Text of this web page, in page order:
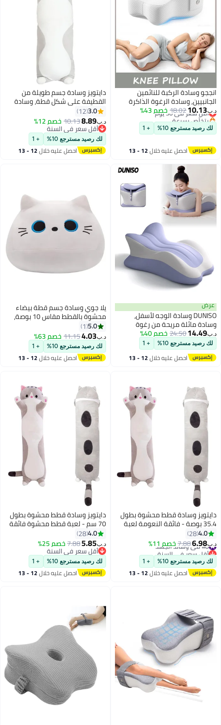
انججو وسادة الركبة للنائمين
الجانبيين, وسادة الرغوة الذاكرة
الساق للنوم الجانبي, حزام قابل
للتعديل, وسادة دعم النوم المريحة
بين الساقين يحافظ على العمود
الفقري, الإغاثة من الجلد العصبي,
الظهر, HIPS, الركبتين
د.ب‏10.13
18.02خصم 43% أقل سعر في 30 يوم
بتخلّص بسرعة
أقل سعر في 30 يوم
لك رصيد مسترجع 10% + 1
احصل عليه خلال 12 - 13
دايتويز وسادة جسم طويلة من
القطيفة على شكل قطة، وسادة
إسفنجية مقاس 111 سم للحيوانات،
لعبة دمية هدية للصديقات والبنات
والأولاد
3.0
12
د.ب‏8.89
10.13خصم 12%
أقل سعر في السنة
أقل سعر في السنة
لك رصيد مسترجع 10% + 1
احصل عليه خلال 12 - 13
عرض
DUNISO وسادة الوجه لأسفل،
وسادة مائلة مريحة من رغوة
الذاكرة، وسادة مثلثية من رغوة
الذاكرة مع وسادة دعم صغيرة،
قابلة للفصل والغسل، للاستخدام في
التدليك، القراءة، النوم
د.ب‏14.49
24.50خصم 40%
لك رصيد مسترجع 10% + 1
احصل عليه خلال 12 - 13
يلا جوي وسادة جسم قطة بيضاء
محشوة بالقطط مقاس 10 بوصة،
وسادة قطط لطيفة ناعمة للأطفال،
حيوانات محشوة بالقطط ألعاب
قطيفة محشوة بالقطط هدية للأولاد
والبنات (أبيض، 10 بوصة)
5.0
1
د.ب‏4.03
11.15خصم 63%
لك رصيد مسترجع 10% + 1
احصل عليه خلال 12 - 13
5
دايتويز وسادة قطط محشوة بطول
35.4 بوصة - فائقة النعومة لعبة
حيوان محشو، وسادة جسم قطة
عملاقة للأطفال والكبار، قابلة
للغسل في الغسالة، هدية لطيفة
لأعياد الميلاد/عيد الحب.
4.0
28
د.ب‏6.98
7.88خصم 11% #8 في وسائد الجسد
أقل سعر في السنة
#8 في وسائد الجسد
لك رصيد مسترجع 10% + 1
احصل عليه خلال 12 - 13
5
دايتويز وسادة قطط محشوة بطول
70 سم - لعبة قطط محشوة فائقة
النعومة للأطفال والكبار، قابلة
للغسل في الغسالة، هدية لطيفة
لأعياد الميلاد وعيد الحب
4.0
28
د.ب‏5.85
7.88خصم 25%
أقل سعر في السنة
أقل سعر في السنة
لك رصيد مسترجع 10% + 1
احصل عليه خلال 12 - 13